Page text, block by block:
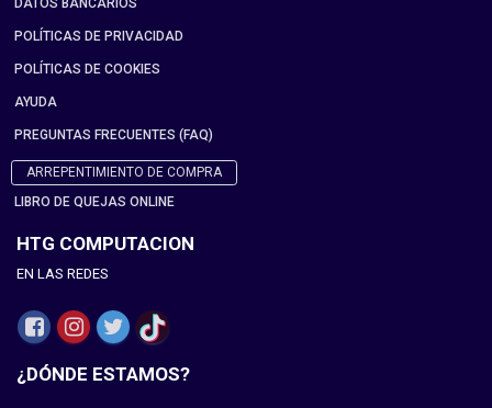
DATOS BANCARIOS
POLÍTICAS DE PRIVACIDAD
POLÍTICAS DE COOKIES
AYUDA
PREGUNTAS FRECUENTES (FAQ)
ARREPENTIMIENTO DE COMPRA
LIBRO DE QUEJAS ONLINE
HTG COMPUTACION
EN LAS REDES
¿DÓNDE ESTAMOS?